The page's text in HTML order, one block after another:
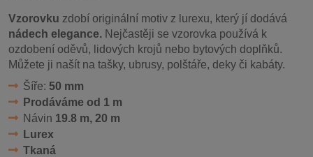
Vzorovku zdobí originální motiv z lurexu, který jí dodává
nádech elegance. Nejčastěji se vzorovka používá k
ozdobení oděvů, lidových krojů nebo bytových doplňků.
Můžete ji našít na tašky, ubrusy, polštáře, deky či kabáty.
Šíře: 50 mm
Prodáváme od 1 m
Návin 19.8 m, 20 m
Lurex
Tkaná